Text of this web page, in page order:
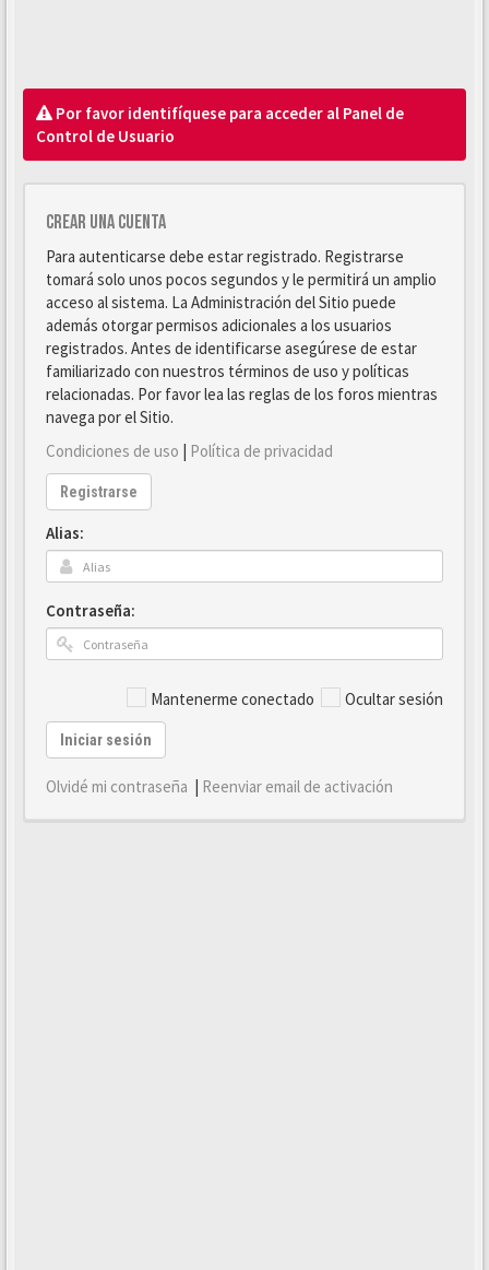
Por favor identifíquese para acceder al Panel de
Control de Usuario
Crear una cuenta
Para autenticarse debe estar registrado. Registrarse
tomará solo unos pocos segundos y le permitirá un amplio
acceso al sistema. La Administración del Sitio puede
además otorgar permisos adicionales a los usuarios
registrados. Antes de identificarse asegúrese de estar
familiarizado con nuestros términos de uso y políticas
relacionadas. Por favor lea las reglas de los foros mientras
navega por el Sitio.
Condiciones de uso | Política de privacidad
Registrarse
Alias:
Contraseña:
Mantenerme conectado Ocultar sesión
Iniciar sesión
Olvidé mi contraseña | Reenviar email de activación